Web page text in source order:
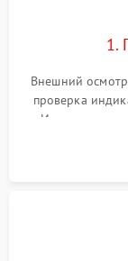
1.
Внешний
проверка
Измерение
реакции